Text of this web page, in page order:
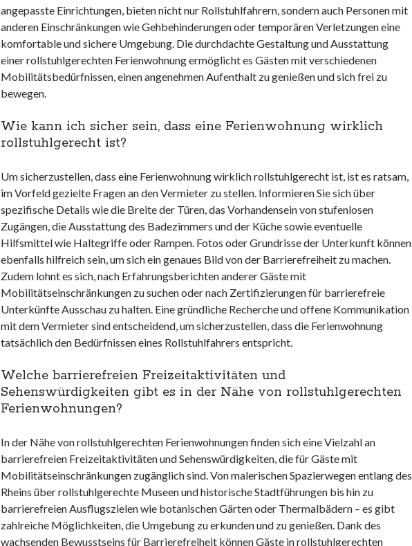
angepasste Einrichtungen, bieten nicht nur Rollstuhlfahrern, sondern auch Personen mit
anderen Einschränkungen wie Gehbehinderungen oder temporären Verletzungen eine
komfortable und sichere Umgebung. Die durchdachte Gestaltung und Ausstattung
einer rollstuhlgerechten Ferienwohnung ermöglicht es Gästen mit verschiedenen
Mobilitätsbedürfnissen, einen angenehmen Aufenthalt zu genießen und sich frei zu
bewegen.
Wie kann ich sicher sein, dass eine Ferienwohnung wirklich
rollstuhlgerecht ist?
Um sicherzustellen, dass eine Ferienwohnung wirklich rollstuhlgerecht ist, ist es ratsam,
im Vorfeld gezielte Fragen an den Vermieter zu stellen. Informieren Sie sich über
spezifische Details wie die Breite der Türen, das Vorhandensein von stufenlosen
Zugängen, die Ausstattung des Badezimmers und der Küche sowie eventuelle
Hilfsmittel wie Haltegriffe oder Rampen. Fotos oder Grundrisse der Unterkunft können
ebenfalls hilfreich sein, um sich ein genaues Bild von der Barrierefreiheit zu machen.
Zudem lohnt es sich, nach Erfahrungsberichten anderer Gäste mit
Mobilitätseinschränkungen zu suchen oder nach Zertifizierungen für barrierefreie
Unterkünfte Ausschau zu halten. Eine gründliche Recherche und offene Kommunikation
mit dem Vermieter sind entscheidend, um sicherzustellen, dass die Ferienwohnung
tatsächlich den Bedürfnissen eines Rollstuhlfahrers entspricht.
Welche barrierefreien Freizeitaktivitäten und
Sehenswürdigkeiten gibt es in der Nähe von rollstuhlgerechten
Ferienwohnungen?
In der Nähe von rollstuhlgerechten Ferienwohnungen finden sich eine Vielzahl an
barrierefreien Freizeitaktivitäten und Sehenswürdigkeiten, die für Gäste mit
Mobilitätseinschränkungen zugänglich sind. Von malerischen Spazierwegen entlang des
Rheins über rollstuhlgerechte Museen und historische Stadtführungen bis hin zu
barrierefreien Ausflugszielen wie botanischen Gärten oder Thermalbädern – es gibt
zahlreiche Möglichkeiten, die Umgebung zu erkunden und zu genießen. Dank des
wachsenden Bewusstseins für Barrierefreiheit können Gäste in rollstuhlgerechten